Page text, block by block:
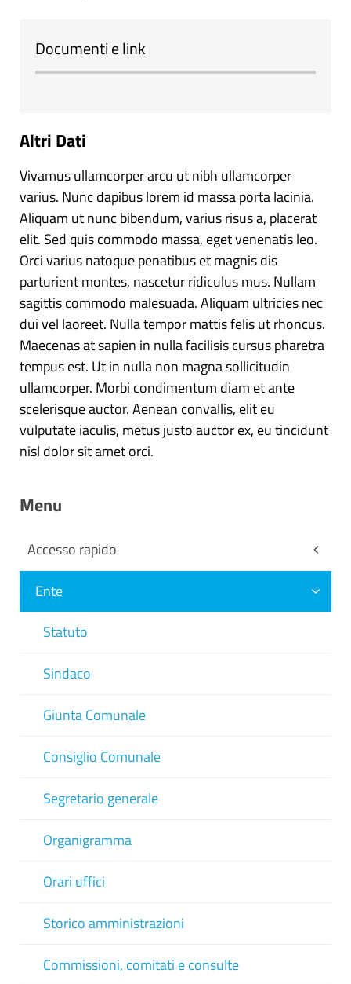
Documenti e link
Altri Dati
Vivamus ullamcorper arcu ut nibh ullamcorper
varius. Nunc dapibus lorem id massa porta lacinia.
Aliquam ut nunc bibendum, varius risus a, placerat
elit. Sed quis commodo massa, eget venenatis leo.
Orci varius natoque penatibus et magnis dis
parturient montes, nascetur ridiculus mus. Nullam
sagittis commodo malesuada. Aliquam ultricies nec
dui vel laoreet. Nulla tempor mattis felis ut rhoncus.
Maecenas at sapien in nulla facilisis cursus pharetra
tempus est. Ut in nulla non magna sollicitudin
ullamcorper. Morbi condimentum diam et ante
scelerisque auctor. Aenean convallis, elit eu
vulputate iaculis, metus justo auctor ex, eu tincidunt
nisl dolor sit amet orci.
Menu
Accesso rapido
Ente
Statuto
Sindaco
Giunta Comunale
Consiglio Comunale
Segretario generale
Organigramma
Orari uffici
Storico amministrazioni
Commissioni, comitati e consulte